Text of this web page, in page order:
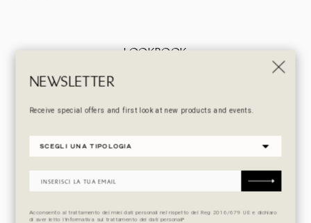
LOOKBOOK
NEWSLETTER
Receive special offers and first look at new products and events.
Acconsento al trattamento dei miei dati personali nel rispetto del Reg 2016/679 UE e dichiaro
di aver letto l’informativa sul trattamento dei dati personali*